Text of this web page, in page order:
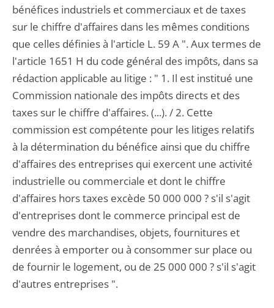
bénéfices industriels et commerciaux et de taxes
sur le chiffre d'affaires dans les mêmes conditions
que celles définies à l'article L. 59 A ". Aux termes de
l'article 1651 H du code général des impôts, dans sa
rédaction applicable au litige : " 1. Il est institué une
Commission nationale des impôts directs et des
taxes sur le chiffre d'affaires. (...). / 2. Cette
commission est compétente pour les litiges relatifs
à la détermination du bénéfice ainsi que du chiffre
d'affaires des entreprises qui exercent une activité
industrielle ou commerciale et dont le chiffre
d'affaires hors taxes excède 50 000 000 ? s'il s'agit
d'entreprises dont le commerce principal est de
vendre des marchandises, objets, fournitures et
denrées à emporter ou à consommer sur place ou
de fournir le logement, ou de 25 000 000 ? s'il s'agit
d'autres entreprises ".